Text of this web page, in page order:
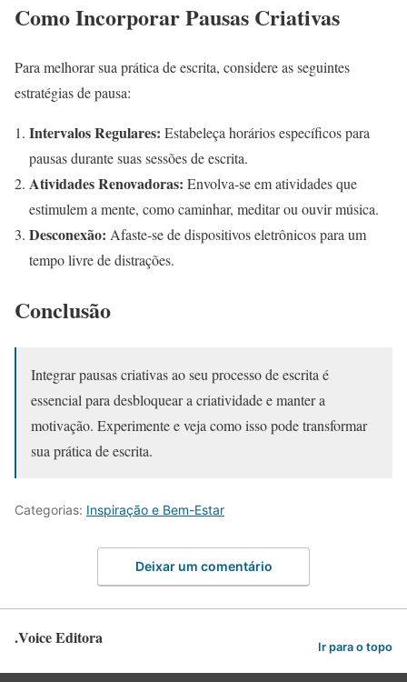
Como Incorporar Pausas Criativas
Para melhorar sua prática de escrita, considere as seguintes
estratégias de pausa:
Intervalos Regulares: Estabeleça horários específicos para
pausas durante suas sessões de escrita.
Atividades Renovadoras: Envolva-se em atividades que
estimulem a mente, como caminhar, meditar ou ouvir música.
Desconexão: Afaste-se de dispositivos eletrônicos para um
tempo livre de distrações.
Conclusão
Integrar pausas criativas ao seu processo de escrita é
essencial para desbloquear a criatividade e manter a
motivação. Experimente e veja como isso pode transformar
sua prática de escrita.
Categorias: Inspiração e Bem-Estar
Deixar um comentário
.Voice Editora Ir para o topo